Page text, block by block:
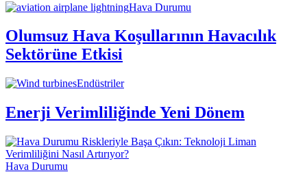
Hava Durumu
Olumsuz Hava Koşullarının Havacılık
Sektörüne Etkisi
Endüstriler
Enerji Verimliliğinde Yeni Dönem
Hava Durumu